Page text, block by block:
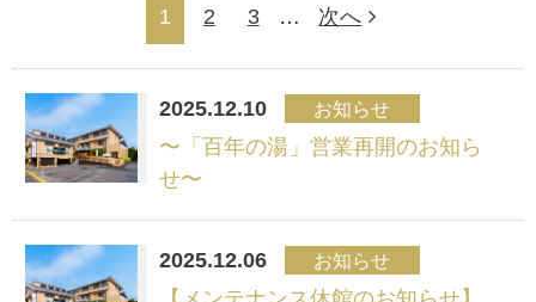
1 2 3 … 次へ
2025.12.10 お知らせ
〜「百年の湯」営業再開のお知ら
せ〜
2025.12.06 お知らせ